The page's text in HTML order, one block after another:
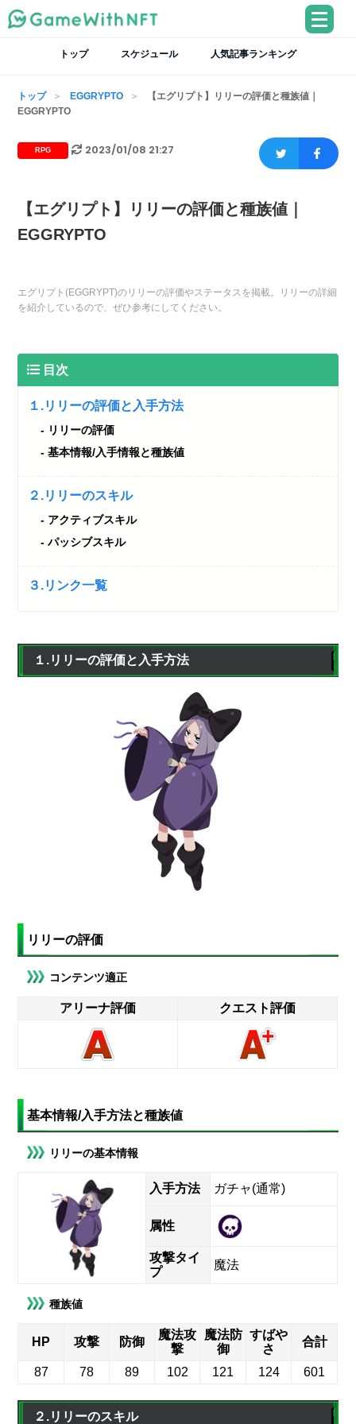
トップ スケジュール 人気記事ランキング
トップ EGGRYPTO
【エグリプト】リリーの評価と種族値｜
EGGRYPTO
RPG 2023/01/08 21:27
【エグリプト】リリーの評価と種族値｜
EGGRYPTO
エグリプト(EGGRYPT)のリリーの評価やステータスを掲載。リリーの詳細
を紹介しているので、ぜひ参考にしてください。
目次
１.リリーの評価と入手方法
リリーの評価
基本情報/入手情報と種族値
２.リリーのスキル
アクティブスキル
パッシブスキル
３.リンク一覧
１.リリーの評価と入手方法
リリーの評価
コンテンツ適正
アリーナ評価 クエスト評価
基本情報/入手方法と種族値
リリーの基本情報
入手方法 ガチャ(通常)
属性
攻撃タイ
プ
魔法
種族値
HP 攻撃 防御
魔法攻
撃
魔法防
御
すばや
さ
合計
87 78 89 102 121 124 601
２.リリーのスキル